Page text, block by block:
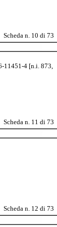
Scheda n. 10 di 73
11451-4 [n.i. 873,
Scheda n. 11 di 73
Scheda n. 12 di 73